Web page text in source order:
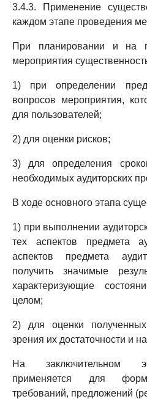
3.4.3. Применение
каждом этапе проведения
При планировании и на
мероприятия
1) при определении
вопросов мероприятия,
для пользователей;
2) для оценки рисков;
3) для определения
необходимых аудиторских
В ходе основного этапа
1) при выполнении
тех аспектов предмета
аспектов предмета
получить значимые
характеризующие
целом;
2) для оценки полученных
зрения их достаточности и
На заключительном
применяется для
требований, предложений